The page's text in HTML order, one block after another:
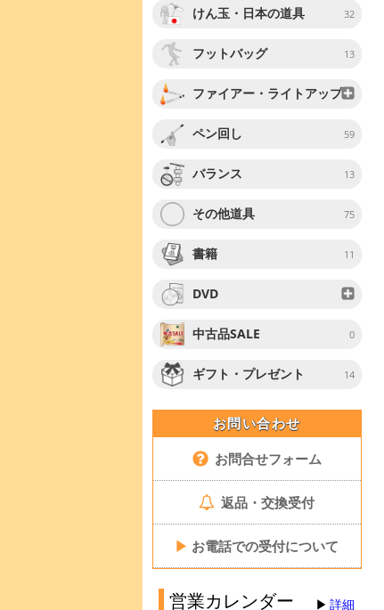
けん玉・日本の道具 32
フットバッグ 13
ファイアー・ライトアップ
ペン回し 59
バランス 13
その他道具 75
書籍 11
DVD
中古品SALE 0
ギフト・プレゼント 14
お問い合わせ
お問合せフォーム
返品・交換受付
▶ お電話での受付について
営業カレンダー 詳細